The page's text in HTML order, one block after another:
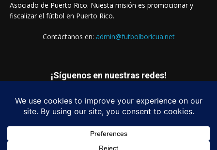
Asociado de Puerto Rico. Nuesta misión es promocionar y
fiscalizar el fútbol en Puerto Rico.
Contáctanos en: admin@futbolboricua.net
¡Síguenos en nuestras redes!